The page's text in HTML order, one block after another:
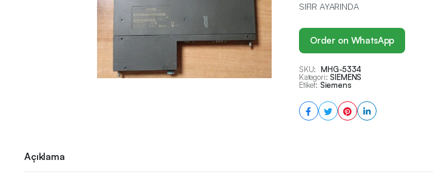
SIFIR AYARINDA
Order on WhatsApp
SKU: MHG-5334
Kategori: SIEMENS
Etiket: Siemens
Açıklama